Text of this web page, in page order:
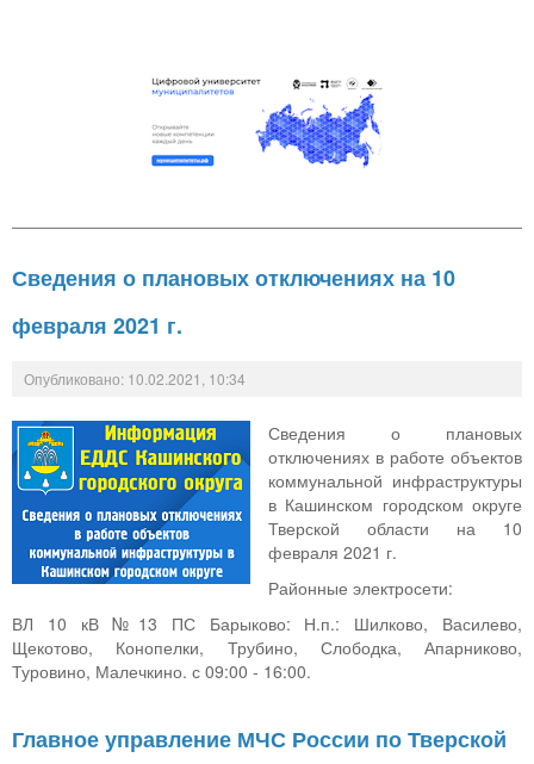
Сведения о плановых отключениях на 10
февраля 2021 г.
Опубликовано: 10.02.2021, 10:34
Сведения о плановых
отключениях в работе объектов
коммунальной инфраструктуры
в Кашинском городском округе
Тверской области на 10
февраля 2021 г.
Районные электросети:
ВЛ 10 кВ №13 ПС Барыково: Н.п.: Шилково, Василево,
Щекотово, Конопелки, Трубино, Слободка, Апарниково,
Туровино, Малечкино. с 09:00 - 16:00.
Главное управление МЧС России по Тверской